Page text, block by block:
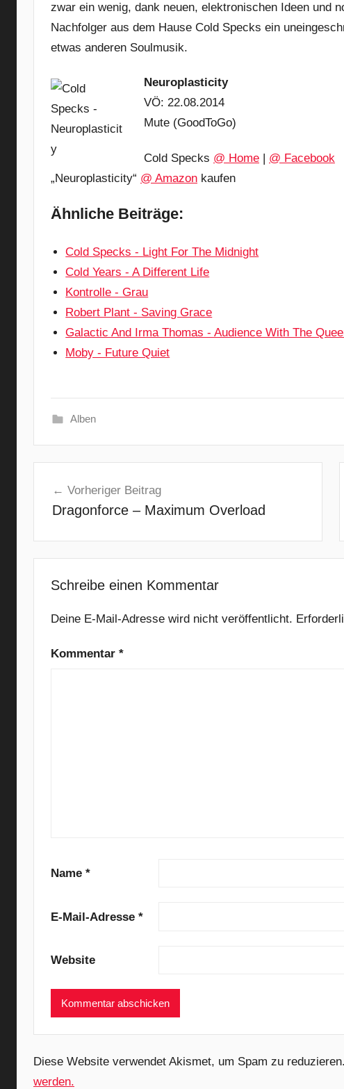
zwar ein wenig, dank neuen, elektronischen Ideen und
Nachfolger aus dem Hause Cold Specks ein
etwas anderen Soulmusik.
Neuroplasticity
VÖ: 22.08.2014
Mute (GoodToGo)
Cold Specks @ Home | @ Facebook
„Neuroplasticity“ @ Amazon kaufen
Ähnliche Beiträge:
Cold Specks - Light For The Midnight
Cold Years - A Different Life
Kontrolle - Grau
Robert Plant - Saving Grace
Galactic And Irma Thomas - Audience With The
Moby - Future Quiet
Alben
s
,
l
p
s
o
m
u
l
I
Vorheriger Beitrag
Dragonforce – Maximum Overload
Schreibe einen Kommentar
Deine E-Mail-Adresse wird nicht veröffentlicht.
Kommentar *
Name *
E-Mail-Adresse *
Website
Diese Website verwendet Akismet, um Spam zu reduzieren.
werden.